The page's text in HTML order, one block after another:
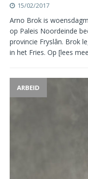
15/02/2017
Arno Brok is
op Paleis Noordeinde
provincie Fryslân. Brok
in het Fries. Op [lees
ARBEID